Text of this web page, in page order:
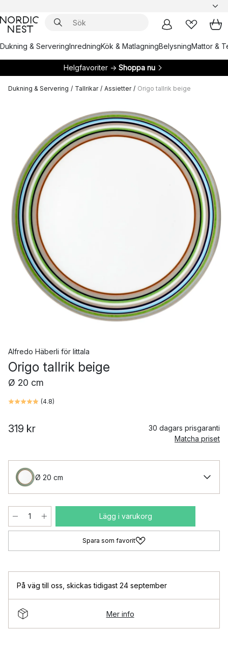
Dukning & ServeringInredningKök & MatlagningBelysningMattor &
Helgfavoriter → Shoppa nu
Dukning & Servering / Tallrikar / Assietter / Origo tallrik beige
Alfredo Häberli för Iittala
Origo tallrik beige
Ø 20 cm
(4.8)
319 kr
30 dagars prisgaranti
Matcha priset
Ø 20 cm
Lägg i varukorg
Spara som favorit
På väg till oss skickas tidigast 24 september
Mer info